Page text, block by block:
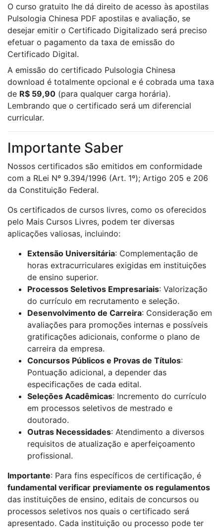
O curso gratuito lhe dá direito de acesso às apostilas
Pulsologia Chinesa PDF apostilas e avaliação, se
desejar emitir o Certificado Digitalizado será preciso
efetuar o pagamento da taxa de emissão do
Certificado Digital.
A emissão do certificado Pulsologia Chinesa
download é totalmente opcional e é cobrada uma taxa
de R$ 59,90 (para qualquer carga horária).
Lembrando que o certificado será um diferencial
curricular.
Importante Saber
Nossos certificados são emitidos em conformidade
com a RLei Nº 9.394/1996 (Art. 1º); Artigo 205 e 206
da Constituição Federal.
Os certificados de cursos livres, como os oferecidos
pelo Mais Cursos Livres, podem ter diversas
aplicações valiosas, incluindo:
Extensão Universitária: Complementação de
horas extracurriculares exigidas em instituições
de ensino superior.
Processos Seletivos Empresariais: Valorização
do currículo em recrutamento e seleção.
Desenvolvimento de Carreira: Consideração em
avaliações para promoções internas e possíveis
gratificações adicionais, conforme o plano de
carreira da empresa.
Concursos Públicos e Provas de Títulos:
Pontuação adicional, a depender das
especificações de cada edital.
Seleções Acadêmicas: Incremento do currículo
em processos seletivos de mestrado e
doutorado.
Outras Necessidades: Atendimento a diversos
requisitos de atualização e aperfeiçoamento
profissional.
Importante: Para fins específicos de certificação, é
fundamental verificar previamente os regulamentos
das instituições de ensino, editais de concursos ou
processos seletivos nos quais o certificado será
apresentado. Cada instituição ou processo pode ter